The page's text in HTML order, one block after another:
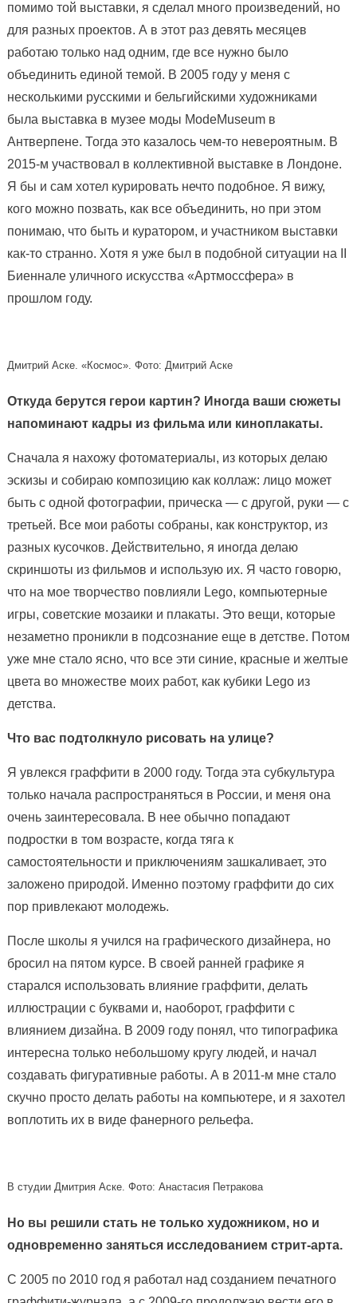
помимо той выставки, я сделал много произведений, но
для разных проектов. А в этот раз девять месяцев
работаю только над одним, где все нужно было
объединить единой темой. В 2005 году у меня с
несколькими русскими и бельгийскими художниками
была выставка в музее моды ModeMuseum в
Антверпене. Тогда это казалось чем-то невероятным. В
2015-м участвовал в коллективной выставке в Лондоне.
Я бы и сам хотел курировать нечто подобное. Я вижу,
кого можно позвать, как все объединить, но при этом
понимаю, что быть и куратором, и участником выставки
как-то странно. Хотя я уже был в подобной ситуации на II
Биеннале уличного искусства «Артмоссфера» в
прошлом году.
Дмитрий Аске. «Космос». Фото: Дмитрий Аске
Откуда берутся герои картин? Иногда ваши сюжеты
напоминают кадры из фильма или киноплакаты.
Сначала я нахожу фотоматериалы, из которых делаю
эскизы и собираю композицию как коллаж: лицо может
быть с одной фотографии, прическа — с другой, руки — с
третьей. Все мои работы собраны, как конструктор, из
разных кусочков. Действительно, я иногда делаю
скриншоты из фильмов и использую их. Я часто говорю,
что на мое творчество повлияли Lego, компьютерные
игры, советские мозаики и плакаты. Это вещи, которые
незаметно проникли в подсознание еще в детстве. Потом
уже мне стало ясно, что все эти синие, красные и желтые
цвета во множестве моих работ, как кубики Lego из
детства.
Что вас подтолкнуло рисовать на улице?
Я увлекся граффити в 2000 году. Тогда эта субкультура
только начала распространяться в России, и меня она
очень заинтересовала. В нее обычно попадают
подростки в том возрасте, когда тяга к
самостоятельности и приключениям зашкаливает, это
заложено природой. Именно поэтому граффити до сих
пор привлекают молодежь.
После школы я учился на графического дизайнера, но
бросил на пятом курсе. В своей ранней графике я
старался использовать влияние граффити, делать
иллюстрации с буквами и, наоборот, граффити с
влиянием дизайна. В 2009 году понял, что типографика
интересна только небольшому кругу людей, и начал
создавать фигуративные работы. А в 2011-м мне стало
скучно просто делать работы на компьютере, и я захотел
воплотить их в виде фанерного рельефа.
В студии Дмитрия Аске. Фото: Анастасия Петракова
Но вы решили стать не только художником, но и
одновременно заняться исследованием стрит-арта.
С 2005 по 2010 год я работал над созданием печатного